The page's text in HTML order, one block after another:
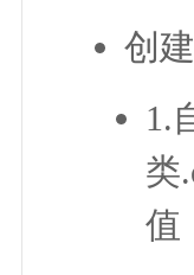
创
1.
类
值